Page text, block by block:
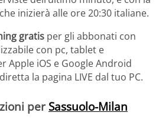
che inizierà alle ore 20:30 italiane.
gratis per gli abbonati con
con pc, tablet e
Apple iOS e Google Android
la pagina LIVE dal tuo PC.
per Sassuolo-Milan